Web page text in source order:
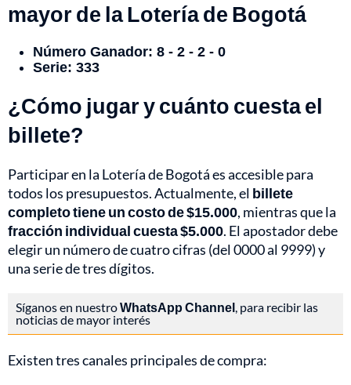
mayor de la Lotería de Bogotá
Número Ganador: 8 - 2 - 2 - 0
Serie: 333
¿Cómo jugar y cuánto cuesta el
billete?
Participar en la Lotería de Bogotá es accesible para
todos los presupuestos. Actualmente, el billete
completo tiene un costo de $15.000, mientras que la
fracción individual cuesta $5.000. El apostador debe
elegir un número de cuatro cifras (del 0000 al 9999) y
una serie de tres dígitos.
Síganos en nuestroWhatsApp Channel, para recibir las
noticias de mayor interés
Existen tres canales principales de compra: